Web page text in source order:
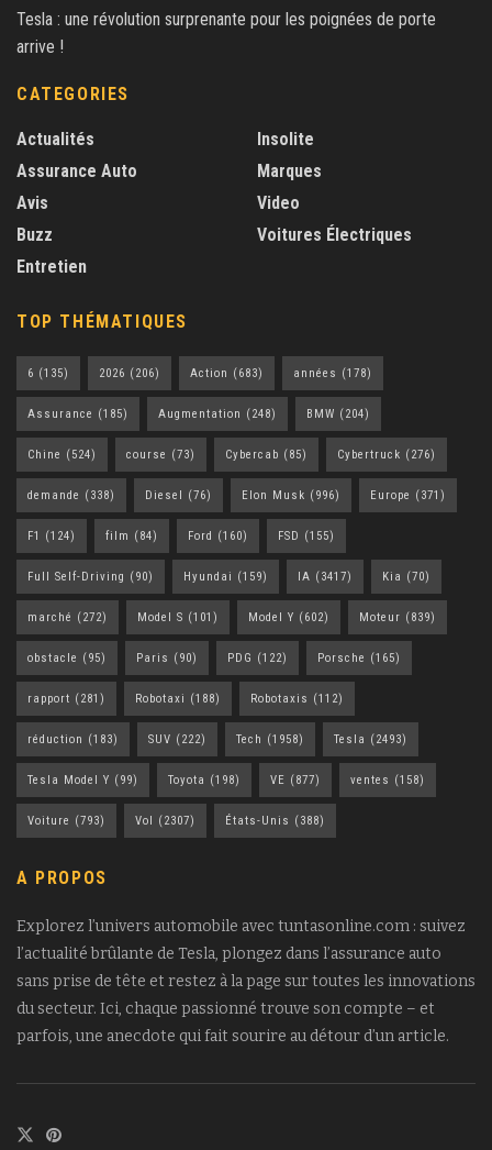
Tesla : une révolution surprenante pour les poignées de porte
arrive !
CATEGORIES
Actualités
Assurance Auto
Avis
Buzz
Entretien
Insolite
Marques
Video
Voitures Électriques
TOP THÉMATIQUES
6 (135) 2026 (206) Action (683) années (178)
Assurance (185) Augmentation (248) BMW (204)
Chine (524) course (73) Cybercab (85) Cybertruck (276)
demande (338) Diesel (76) Elon Musk (996) Europe (371)
F1 (124) film (84) Ford (160) FSD (155)
Full Self-Driving (90) Hyundai (159) IA (3417) Kia (70)
marché (272) Model S (101) Model Y (602) Moteur (839)
obstacle (95) Paris (90) PDG (122) Porsche (165)
rapport (281) Robotaxi (188) Robotaxis (112)
réduction (183) SUV (222) Tech (1958) Tesla (2493)
Tesla Model Y (99) Toyota (198) VE (877) ventes (158)
Voiture (793) Vol (2307) États-Unis (388)
A PROPOS
Explorez l’univers automobile avec tuntasonline.com : suivez
l’actualité brûlante de Tesla, plongez dans l’assurance auto
sans prise de tête et restez à la page sur toutes les innovations
du secteur. Ici, chaque passionné trouve son compte – et
parfois, une anecdote qui fait sourire au détour d’un article.